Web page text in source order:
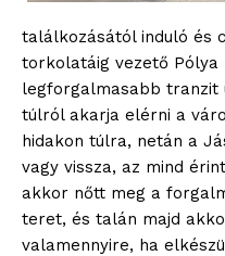
találkozásától induló és
torkolatáig vezető Pólya
legforgalmasabb tranzit
túlról akarja elérni a
hidakon túlra, netán a
vagy vissza, az mind
akkor nőtt meg a
teret, és talán majd
valamennyire, ha